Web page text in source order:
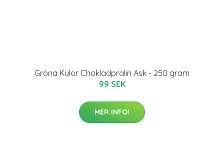
Gröna Kulor Chokladpralin Ask - 250 gram
99 SEK
MER INFO!